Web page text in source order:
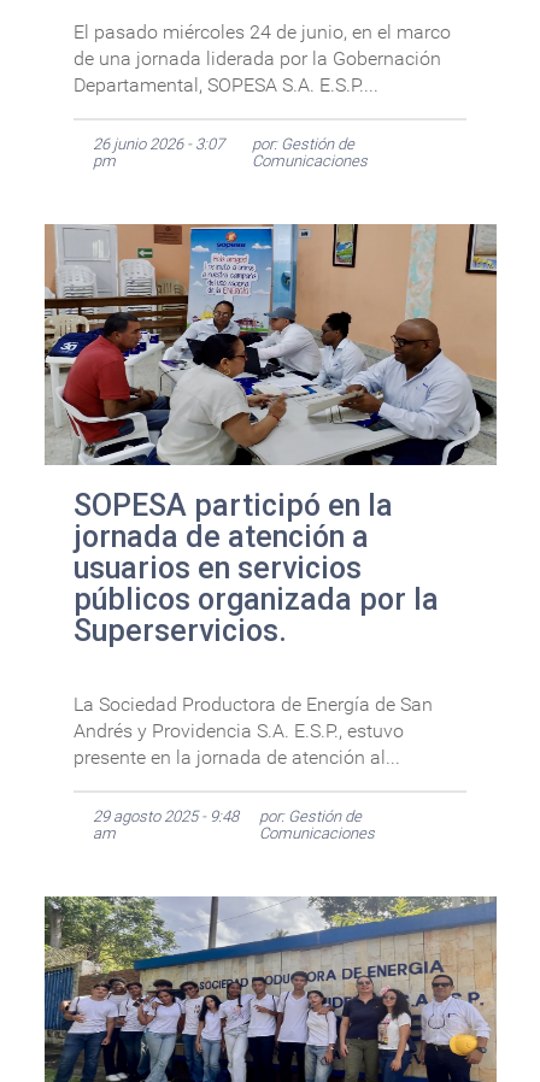
El pasado miércoles 24 de junio, en el marco
de una jornada liderada por la Gobernación
Departamental, SOPESA S.A. E.S.P....
26 junio 2026 - 3:07
pm
por: Gestión de
Comunicaciones
SOPESA participó en la
jornada de atención a
usuarios en servicios
públicos organizada por la
Superservicios.
La Sociedad Productora de Energía de San
Andrés y Providencia S.A. E.S.P., estuvo
presente en la jornada de atención al...
29 agosto 2025 - 9:48
am
por: Gestión de
Comunicaciones